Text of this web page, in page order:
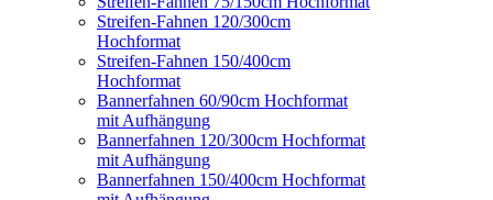
Streifen-Fahnen 120/300cm
Hochformat
Streifen-Fahnen 150/400cm
Hochformat
Bannerfahnen 60/90cm Hochformat
mit Aufhängung
Bannerfahnen 120/300cm Hochformat
mit Aufhängung
Bannerfahnen 150/400cm Hochformat